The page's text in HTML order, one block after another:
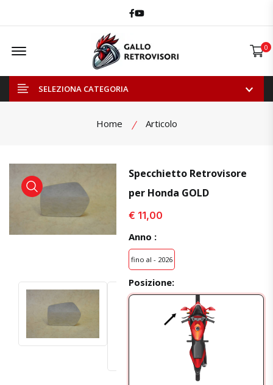
Facebook
Youtube
Offcanvas Menu Open 0
SELEZIONA CATEGORIA
Home Articolo
visualizza prodotto visualizza prodotto
Specchietto Retrovisore
per Honda GOLD
€ 11,00
Anno :
fino al - 2026
Posizione: